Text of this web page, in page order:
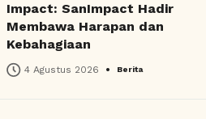
Impact: SanImpact Hadir
Membawa Harapan dan
Kebahagiaan
4 Agustus 2026 • Berita